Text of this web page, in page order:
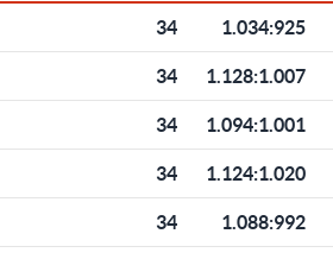
34 1.034:925
34 1.128:1.007
34 1.094:1.001
34 1.124:1.020
34 1.088:992